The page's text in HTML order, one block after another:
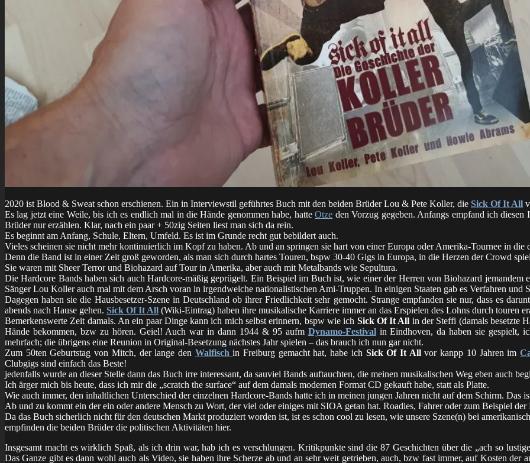
2020 ist Blood & Sweat schon erschienen. Ein in Interviewstil geführtes Buch mit den beiden Brüder Lou & Pete Koller, die Sick Of It All
Es lag jetzt eine Weile, bis ich es endlich mal in die Hände genommen habe, hatteOtze den Vorzug gegeben. Anfangs empfand ich
Brüder nur erzählen. Klar, nach ein paar + 50zig Seiten liest man sich da rein.
Es beginnt am Anfang, Schule, Eltern, Umfeld. Es ist im Grunde recht gut bebildert auch.
Vieles scheinen sie nicht mehr kontinuierlich im Kopf zu haben. Ab und an springen sie hart von einer Europa oder Amerika-Tournee in die
Denn die Band ist in einer Zeit groß geworden, als man sich durch hartes Touren, bspw 30-40 Gigs in Europa, in die Herzen der Crowd
Sie waren mit Sheer Terror und Biohazard auf Tour in Amerika, aber auch mit Metalbands wie Sepultura.
Die Hardcore Bands haben sich auch Hardcore-mäßig geprügelt. Ein Beispiel im Buch ist, wie einer der Herren von Biohazard jemandem
Sänger Lou Koller auch mal mit dem Arsch voran in irgendwelche nationalistischen Ami-Truppen. In einigen Staaten gab es Verfahren und
Dagegen haben sie die Hausbesetzer-Szene in Deutschland ob ihrer Friedlichkeit sehr gemocht. Strange empfanden sie nur, dass es
abends nach Hause gehen. Sick Of It All (Wiki-Eintrag) haben ihre musikalische Karriere immer an das Erspielen des Lohns durch touren
Bemerkenswerte Zeit damals. An ein paar Dinge kann ich mich selbst erinnern, bspw wie ich Sick Of It All in der Steffi (damals besetzte
Hände bekommen, bzw zu hören. Geiel! Auch war in dann 1944 & 95 aufm Dynamo-Festivalin Eindhoven, da haben sie gespielt,
mehrfach; die übrigens eine Reunion in Original-Besetzung nächstes Jahr spielen – das brauch ich nun gar nicht.
Zum 50ten Geburtstag von Mitch, der lange den Walfisch in Freiburg gemacht hat, habe ich Sick Of It Allvor kanpp 10 Jahren im
Clubgigs sind einfach das Beste!
jedenfalls wurde an dieser Stelle dann das Buch irre interessant, da sauviel Bands auftauchten, die meinen musikalischen Weg eben auch
Ich ärger mich bis heute, dass ich mir die „scratch the surface“ auf dem damals modernen Format CD gekauft habe, statt als Platte.
Wie auch immer, den inhaltlichen Unterschied der einzelnen Hardcore-Bands hatte ich in meinen jungen Jahren nicht auf dem Schirm. Das
Ab und zu kommt ein der ein oder andere Mensch zu Wort, der viel oder einiges mit SIOA getan hat. Roadies, Fahrer oder zum Beispiel der
Da das Buch sicherlich nicht für den deutschen Markt produziert worden ist, ist es schon cool zu lesen, wie unsere Szene(n) bei
empfinden die beiden Brüder die politischen Aktivitäten hier.
Insgesamt macht es wirklich Spaß, als ich drin war, hab ich es verschlungen. Kritikpunkte sind die 87 Geschichten über die „ach so
Das Ganze gibt es dann wohl auch als Video, sie haben ihre Scherze ab und an sehr weit getrieben, auch, bzw fast immer, auf Kosten